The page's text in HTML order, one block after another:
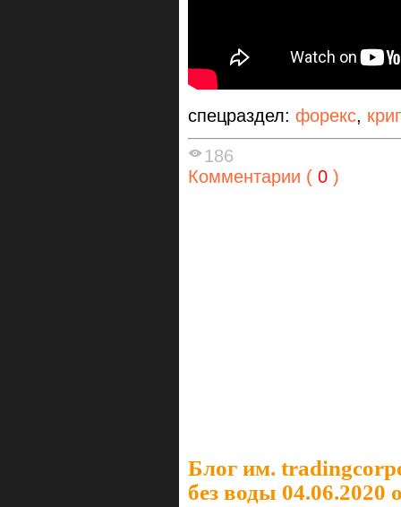
спецраздел: форекс,
186
Комментарии ( 0 )
Блог им.
без воды 04.06.2020